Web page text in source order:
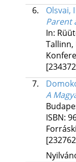
6.
Olsvai, I
Parent
In:
Tallinn,
7.
A
ISBN: